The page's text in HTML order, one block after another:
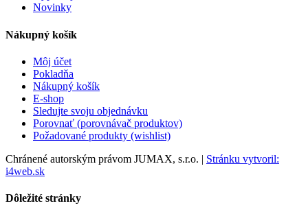
Novinky
Nákupný košík
Môj účet
Pokladňa
Nákupný košík
E-shop
Sledujte svoju objednávku
Porovnať (porovnávač produktov)
Požadované produkty (wishlist)
Chránené autorským právom JUMAX, s.r.o. | Stránku vytvoril:
i4web.sk
Dôležité stránky